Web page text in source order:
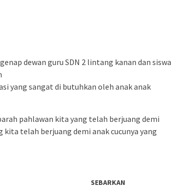
dewan guru SDN 2 lintang kanan dan siswa
yang sangat di butuhkan oleh anak anak
pahlawan kita yang telah berjuang demi
telah berjuang demi anak cucunya yang
SEBARKAN